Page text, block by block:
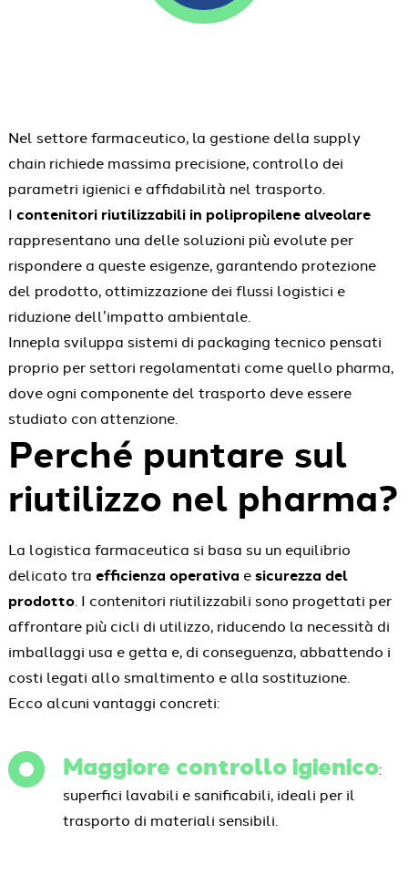
Nel settore farmaceutico, la gestione della supply
chain richiede massima precisione, controllo dei
parametri igienici e affidabilità nel trasporto.
I contenitori riutilizzabili in polipropilene alveolare
rappresentano una delle soluzioni più evolute per
rispondere a queste esigenze, garantendo protezione
del prodotto, ottimizzazione dei flussi logistici e
riduzione dell’impatto ambientale.
Innepla sviluppa sistemi di packaging tecnico pensati
proprio per settori regolamentati come quello pharma,
dove ogni componente del trasporto deve essere
studiato con attenzione.
Perché puntare sul
riutilizzo nel pharma?
La logistica farmaceutica si basa su un equilibrio
delicato tra efficienza operativa esicurezza del
prodotto. I contenitori riutilizzabili sono progettati per
affrontare più cicli di utilizzo, riducendo la necessità di
imballaggi usa e getta e, di conseguenza, abbattendo i
costi legati allo smaltimento e alla sostituzione.
Ecco alcuni vantaggi concreti:
Maggiore controllo igienico:
superfici lavabili e sanificabili, ideali per il
trasporto di materiali sensibili.